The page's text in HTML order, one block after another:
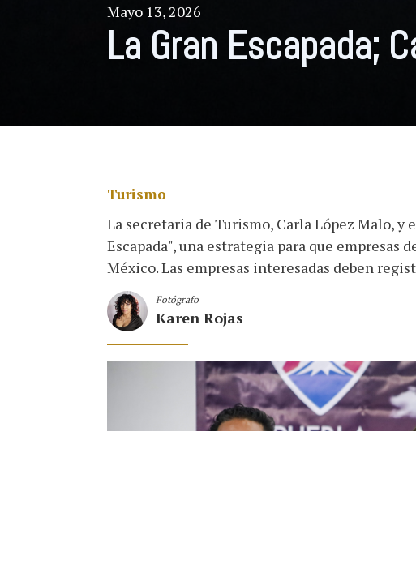
Mayo 13, 2026
La Gran Escapada;
Turismo
La secretaria de Turismo, Carla López Malo, y
Escapada", una estrategia para que
México. Las empresas interesadas deben
Fotógrafo
Karen Rojas